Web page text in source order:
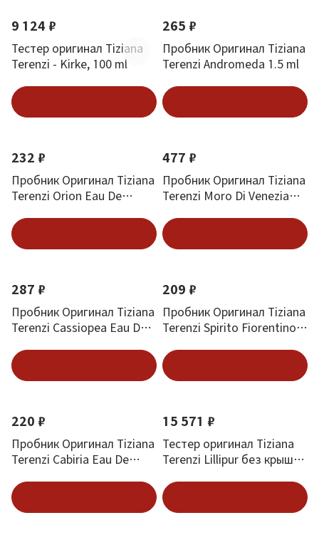
9 124 ₽
Тестер оригинал Tiziana
Terenzi - Kirke, 100 ml
265 ₽
Пробник Оригинал Tiziana
Terenzi Andromeda 1.5 ml
232 ₽
Пробник Оригинал Tiziana
Terenzi Orion Eau De
477 ₽
Пробник Оригинал Tiziana
Terenzi Moro Di Venezia
287 ₽
Пробник Оригинал Tiziana
Terenzi Cassiopea Eau De
209 ₽
Пробник Оригинал Tiziana
Terenzi Spirito Fiorentino
220 ₽
Пробник Оригинал Tiziana
Terenzi Cabiria Eau De
15 571 ₽
Тестер оригинал Tiziana
Terenzi Lillipur без крышки